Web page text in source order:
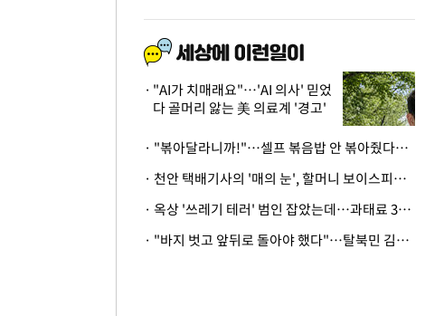
"AI가 치매래요"…'AI 의사' 믿었
다 골머리 앓는 美 의료계 '경고'
· "볶아달라니까!"…셀프 볶음밥 안 볶아줬다고 사장 폭행한 손님
· 천안 택배기사의 '매의 눈', 할머니 보이스피싱 피해 막아
· 옥상 '쓰레기 테러' 범인 잡았는데…과태료 3만원 처분에 숙박업주 허탈
· "바지 벗고 앞뒤로 돌아야 했다"…탈북민 김서아, 기쁨조 검사 수치심 회상